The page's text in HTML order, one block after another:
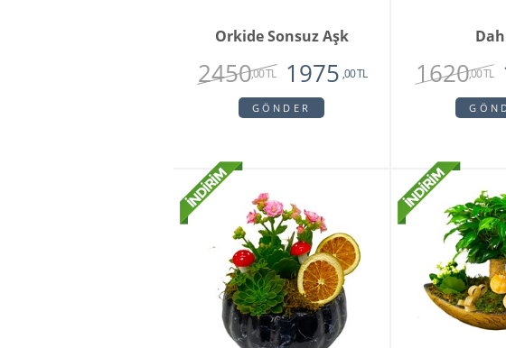
Orkide Sonsuz Aşk
2450,00 TL 1975 ,00 TL
GÖNDER
1620,00 TL